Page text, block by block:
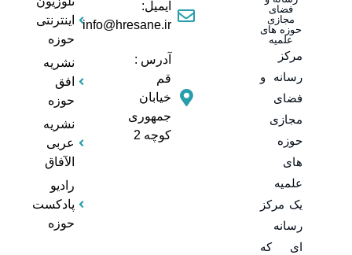
فضای
مجازی
حوزه های
علمیه
مرکز
رسانه و
فضای
مجازی
حوزه
های
علمیه
یک مرکز
رسانه
ای که
ایمیل:
info@hresane.ir
آدرس :
قم
خیابان
جمهوری
کوچه 2
اینترنتی
حوزه
نشریه
افق
حوزه
نشریه
عربی
الآفاق
رادیو
پادکست
حوزه